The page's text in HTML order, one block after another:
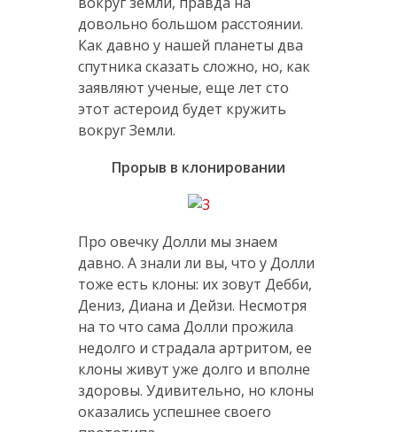
довольно большом расстоянии.
Как давно у нашей планеты два
спутника сказать сложно, но, как
заявляют ученые, еще лет сто
этот астероид будет кружить
вокруг Земли.
Прорыв в клонировании
Про овечку Долли мы знаем
давно. А знали ли вы, что у Долли
тоже есть клоны: их зовут Дебби,
Дениз, Диана и Дейзи. Несмотря
на то что сама Долли прожила
недолго и страдала артритом, ее
клоны живут уже долго и вполне
здоровы. Удивительно, но клоны
оказались успешнее своего